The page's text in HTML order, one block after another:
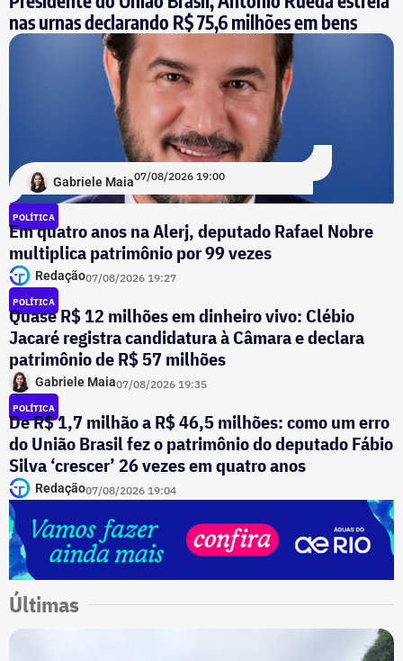
nas urnas declarando R$ 75,6 milhões em bens
Gabriele Maia07/08/2026 19:00
POLÍTICA
Em quatro anos na Alerj, deputado Rafael Nobre
multiplica patrimônio por 99 vezes
Redação07/08/2026 19:27
POLÍTICA
Quase R$ 12 milhões em dinheiro vivo: Clébio
Jacaré registra candidatura à Câmara e declara
patrimônio de R$ 57 milhões
Gabriele Maia07/08/2026 19:35
POLÍTICA
De R$ 1,7 milhão a R$ 46,5 milhões: como um erro
do União Brasil fez o patrimônio do deputado Fábio
Silva ‘crescer’ 26 vezes em quatro anos
Redação07/08/2026 19:04
Últimas